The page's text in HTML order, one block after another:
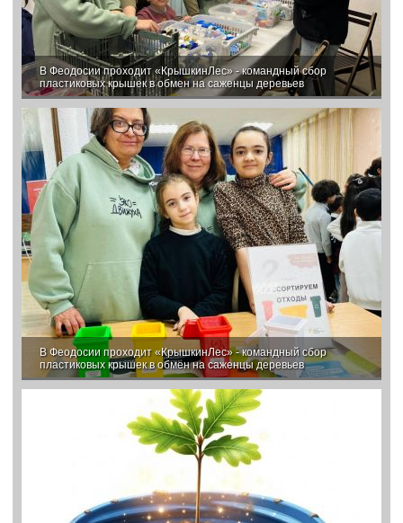
В Феодосии проходит «КрышкинЛес» - командный сбор
пластиковых крышек в обмен на саженцы деревьев
В Феодосии проходит «КрышкинЛес» - командный сбор
пластиковых крышек в обмен на саженцы деревьев